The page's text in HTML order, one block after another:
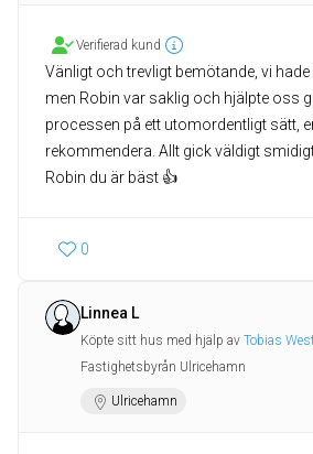
Verifierad kund
Vänligt och trevligt bemötande, vi
men Robin var saklig och hjälpte oss
processen på ett utomordentligt sätt,
rekommendera. Allt gick väldigt
Robin du är bäst 👍
0
Linnea L
Köpte sitt hus med hjälp av Tobias
Fastighetsbyrån Ulricehamn
Ulricehamn